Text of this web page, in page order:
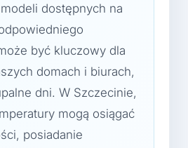
dostępnych na
być kluczowy dla
domach i biurach,
dni. W Szczecinie,
mogą osiągać
posiadanie